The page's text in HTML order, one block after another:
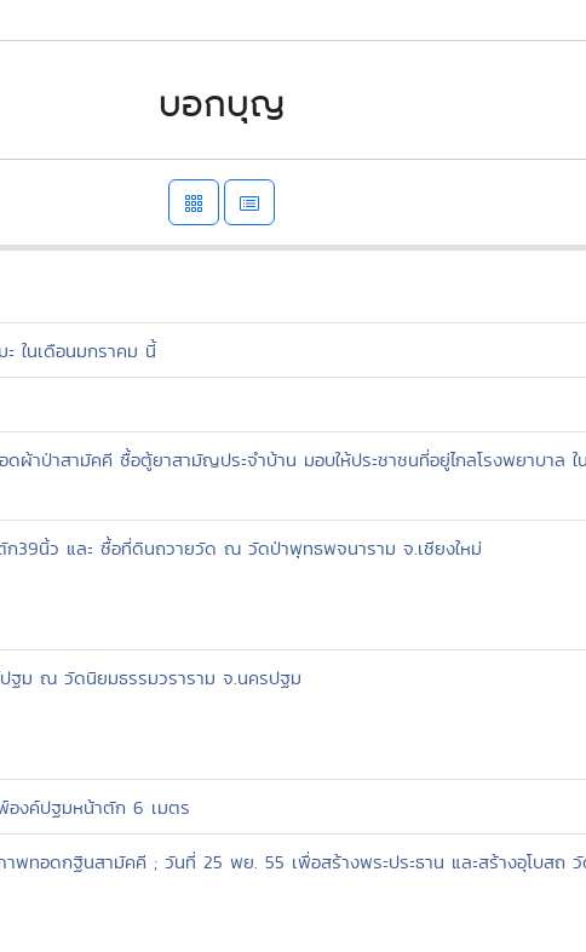
บอกบุญ
ในเดือนมกราคม นี้
าป่าสามัคคี ซื้อตู้ยาสามัญประจำบ้าน มอบให้ประชาชนที่อยู่ไกลโรงพยาบาล
39นิ้ว และ ซื้อที่ดินถวายวัด ณ วัดป่าพุทธพจนาราม จ.เชียงใหม่
ปฐม ณ วัดนิยมธรรมวราราม จ.นครปฐม
องค์ปฐมหน้าตัก 6 เมตร
พทอดกฐินสามัคคี ; วันที่ 25 พย. 55 เพื่อสร้างพระประธาน และสร้างอุโบสถ